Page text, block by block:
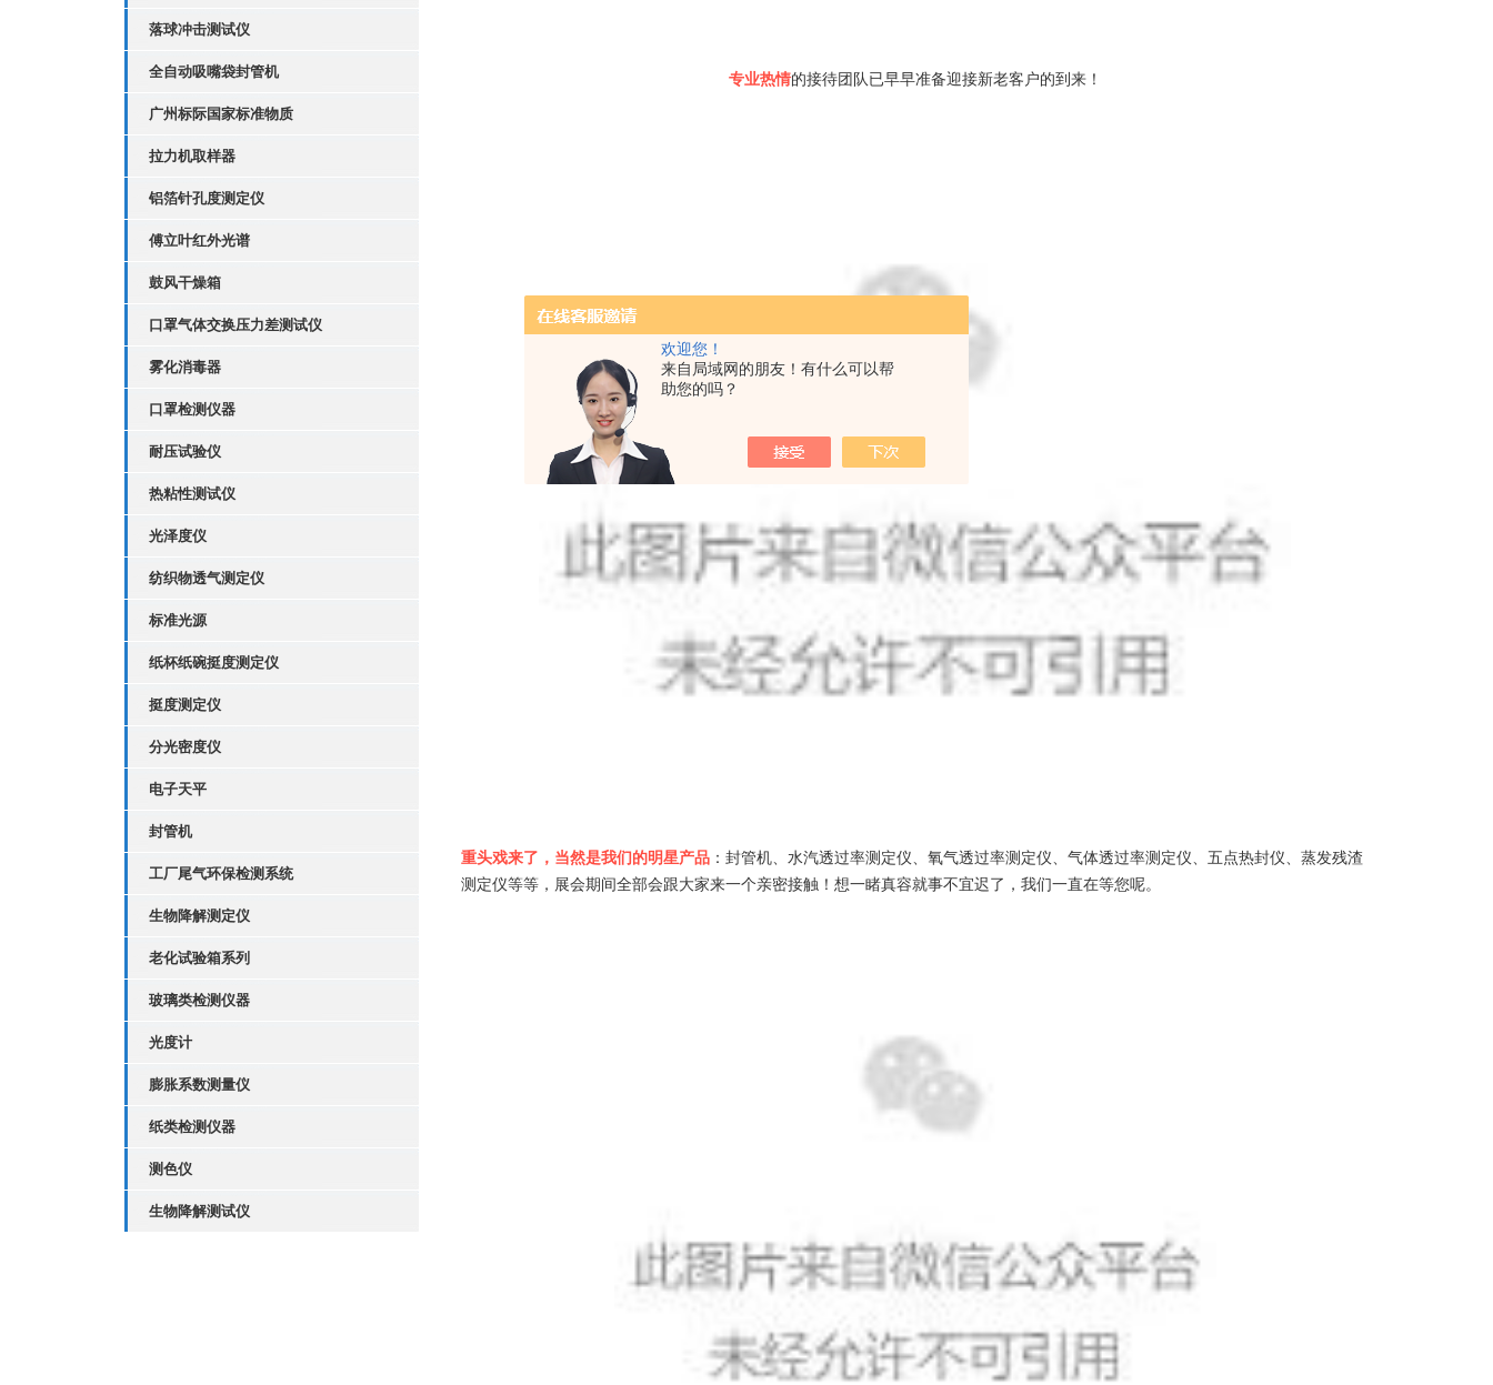
欢迎您！
来自局域网的朋友！有什么可以帮
助您的吗？
落球冲击测试仪
全自动吸嘴袋封管机
广州标际国家标准物质
拉力机取样器
铝箔针孔度测定仪
傅立叶红外光谱
鼓风干燥箱
口罩气体交换压力差测试仪
雾化消毒器
口罩检测仪器
耐压试验仪
热粘性测试仪
光泽度仪
纺织物透气测定仪
标准光源
纸杯纸碗挺度测定仪
挺度测定仪
分光密度仪
电子天平
封管机
工厂尾气环保检测系统
生物降解测定仪
老化试验箱系列
玻璃类检测仪器
光度计
膨胀系数测量仪
纸类检测仪器
测色仪
生物降解测试仪
专业热情的接待团队已早早准备迎接新老客户的到来！
重头戏来了，当然是我们的明星产品 ：封管机、水汽透过率测定仪、氧气透过率测定仪、气体透过率测定仪、五点热封仪、蒸发残渣
测定仪等等，展会期间全部会跟大家来一个亲密接触！想一睹真容就事不宜迟了，我们一直在等您呢。